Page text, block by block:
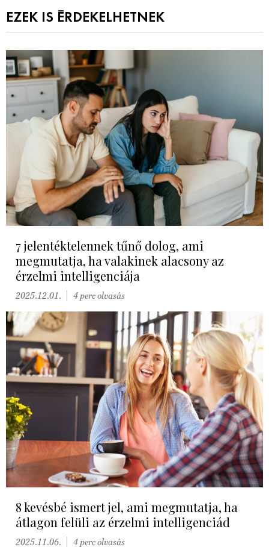
EZEK IS ÉRDEKELHETNEK
7 jelentéktelennek tűnő dolog, ami
megmutatja, ha valakinek alacsony az
érzelmi intelligenciája
2025.12.01. 4 perc olvasás
8 kevésbé ismert jel, ami megmutatja, ha
átlagon felüli az érzelmi intelligenciád
2025.11.06. 4 perc olvasás